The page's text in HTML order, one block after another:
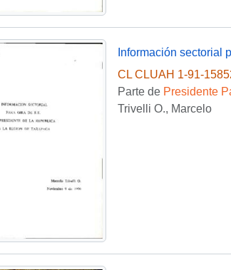
Información sectorial
CL CLUAH 1-91-
Parte de Presidente
Trivelli O., Marcelo